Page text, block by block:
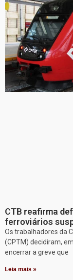
CTB reafirma
ferroviários
Os trabalhadores da
(CPTM) decidiram,
encerrar a greve que
Leia mais »